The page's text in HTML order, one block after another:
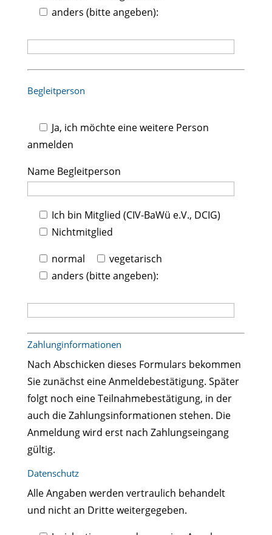
anders (bitte angeben):
Begleitperson
Ja, ich möchte eine weitere Person
anmelden
Name Begleitperson
Ich bin Mitglied (CIV-BaWü e.V., DCIG)
Nichtmitglied
normal
vegetarisch
anders (bitte angeben):
Zahlunginformationen
Nach Abschicken dieses Formulars bekommen
Sie zunächst eine Anmeldebestätigung. Später
folgt noch eine Teilnahmebestätigung, in der
auch die Zahlungsinformationen stehen. Die
Anmeldung wird erst nach Zahlungseingang
gültig.
Datenschutz
Alle Angaben werden vertraulich behandelt
und nicht an Dritte weitergegeben.